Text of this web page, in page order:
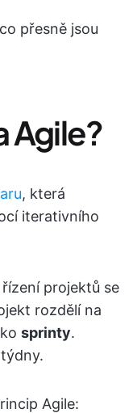
přesně jsou
Agile?
, která
iterativního
projektů se
rozdělí na
sprinty.
Agile: